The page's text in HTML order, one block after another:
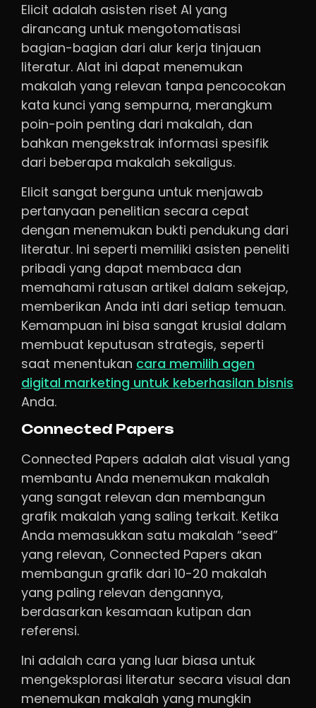
Elicit adalah asisten riset AI yang
dirancang untuk mengotomatisasi
bagian-bagian dari alur kerja tinjauan
literatur. Alat ini dapat menemukan
makalah yang relevan tanpa pencocokan
kata kunci yang sempurna, merangkum
poin-poin penting dari makalah, dan
bahkan mengekstrak informasi spesifik
dari beberapa makalah sekaligus.
Elicit sangat berguna untuk menjawab
pertanyaan penelitian secara cepat
dengan menemukan bukti pendukung dari
literatur. Ini seperti memiliki asisten peneliti
pribadi yang dapat membaca dan
memahami ratusan artikel dalam sekejap,
memberikan Anda inti dari setiap temuan.
Kemampuan ini bisa sangat krusial dalam
membuat keputusan strategis, seperti
saat menentukan cara memilih agen
digital marketing untuk keberhasilan bisnis
Anda.
Connected Papers
Connected Papers adalah alat visual yang
membantu Anda menemukan makalah
yang sangat relevan dan membangun
grafik makalah yang saling terkait. Ketika
Anda memasukkan satu makalah “seed”
yang relevan, Connected Papers akan
membangun grafik dari 10-20 makalah
yang paling relevan dengannya,
berdasarkan kesamaan kutipan dan
referensi.
Ini adalah cara yang luar biasa untuk
mengeksplorasi literatur secara visual dan
menemukan makalah yang mungkin